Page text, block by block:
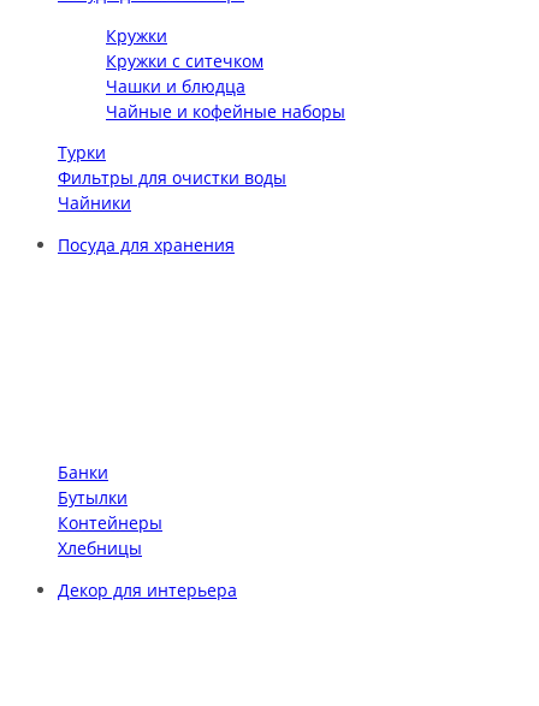
Кружки
Кружки с ситечком
Чашки и блюдца
Чайные и кофейные наборы
Турки
Фильтры для очистки воды
Чайники
Посуда для хранения
Банки
Бутылки
Контейнеры
Хлебницы
Декор для интерьера